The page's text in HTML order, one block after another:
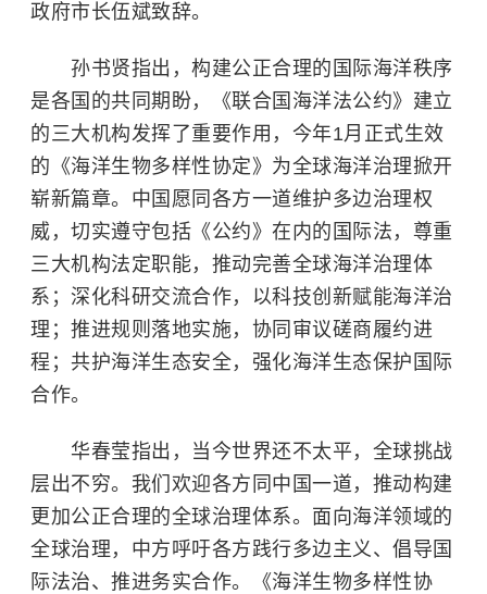
政府市长伍斌致辞。
孙书贤指出，构建公正合理的国际海洋秩序
是各国的共同期盼，《联合国海洋法公约》建立
的三大机构发挥了重要作用，今年1月正式生效
的《海洋生物多样性协定》为全球海洋治理掀开
崭新篇章。中国愿同各方一道维护多边治理权
威，切实遵守包括《公约》在内的国际法，尊重
三大机构法定职能，推动完善全球海洋治理体
系；深化科研交流合作，以科技创新赋能海洋治
理；推进规则落地实施，协同审议磋商履约进
程；共护海洋生态安全，强化海洋生态保护国际
合作。
华春莹指出，当今世界还不太平，全球挑战
层出不穷。我们欢迎各方同中国一道，推动构建
更加公正合理的全球治理体系。面向海洋领域的
全球治理，中方呼吁各方践行多边主义、倡导国
际法治、推进务实合作。《海洋生物多样性协